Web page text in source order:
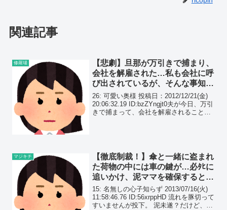
関連記事
修羅場
【悲劇】旦那が万引きで捕まり、
会社を解雇された…私も会社に呼
び出されているが、そんな事知ら
ないし、行きたくない！！
26: 可愛い奥様 投稿日：2012/12/21(金)
20:06:32.19 ID:bzZYngjt0夫が今日、万引
きで捕まって、会社を解雇されることに
マジキチ
【徹底制裁！】傘と一緒に盗まれ
た荷物の中には車の鍵が…必ﾀﾋに
追いかけ、泥ママを確保すると
『っぜぇな。』と悪態をつかれ、
荷物を水溜まりに…
15: 名無しの心子知らず 2013/07/16(火)
11:58:46.76 ID:56xrppHD 流れを豚切って
すいませんが投下。 泥未遂？だけど、警